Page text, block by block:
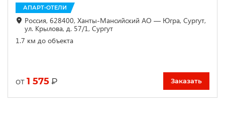
АПАРТ-ОТЕЛИ
Россия, 628400, Ханты-Мансийский АО — Югра, Сургут,
ул. Крылова, д. 57/1, Сургут
1.7 км до объекта
от 1 575 ₽ Заказать